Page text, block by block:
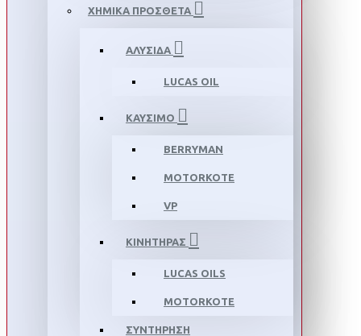
ΧΗΜΙΚΑ ΠΡΟΣΘΕΤΑ
ΑΛΥΣΙΔΑ
LUCAS OIL
ΚΑΥΣΙΜΟ
BERRYMAN
MOTORKOTE
VP
ΚΙΝΗΤΗΡΑΣ
LUCAS OILS
MOTORKOTE
ΣΥΝΤΗΡΗΣΗ